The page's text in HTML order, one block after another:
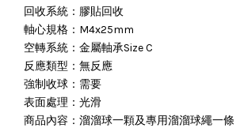
回收系統：膠貼回收
軸心規格：M4x25mm
空轉系統：金屬軸承Size C
反應類型：無反應
強制收球：需要
表面處理：光滑
商品內容：溜溜球一顆及專用溜溜球繩一條